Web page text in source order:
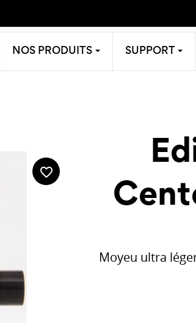
NOS PRODUITS SUPPORT
favorite_border
Moyeu ultra